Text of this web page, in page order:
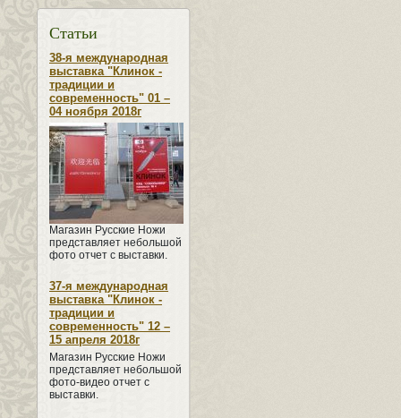
Статьи
38-я международная
выставка "Клинок -
традиции и
современность" 01 –
04 ноября 2018г
Магазин Русские Ножи
представляет небольшой
фото отчет с выставки.
37-я международная
выставка "Клинок -
традиции и
современность" 12 –
15 апреля 2018г
Магазин Русские Ножи
представляет небольшой
фото-видео отчет с
выставки.